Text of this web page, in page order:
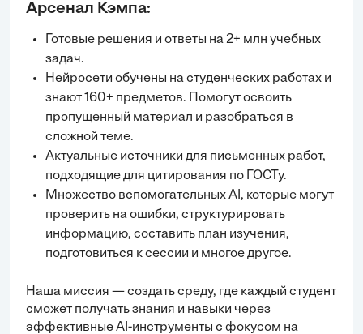
Арсенал Кэмпа:
Готовые решения и ответы на 2+ млн учебных
задач.
Нейросети обучены на студенческих работах и
знают 160+ предметов. Помогут освоить
пропущенный материал и разобраться в
сложной теме.
Актуальные источники для письменных работ,
подходящие для цитирования по ГОСТу.
Множество вспомогательных AI, которые могут
проверить на ошибки, структурировать
информацию, составить план изучения,
подготовиться к сессии и многое другое.
Наша миссия — создать среду, где каждый студент
сможет получать знания и навыки через
эффективные AI-инструменты с фокусом на